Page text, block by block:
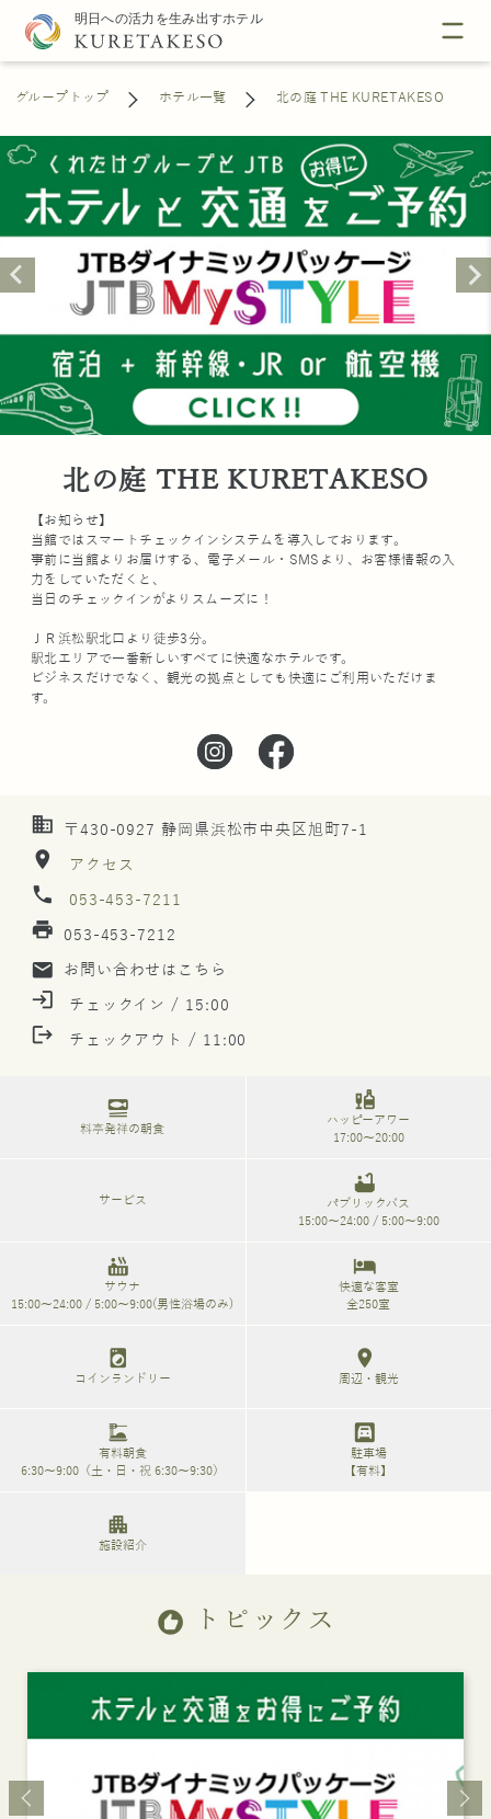
グループトップ ホテル一覧 北の庭 THE KURETAKESO
北の庭 THE KURETAKESO
【お知らせ】
当館ではスマートチェックインシステムを導入しております。
事前に当館よりお届けする、電子メール・SMSより、お客様情報の入
力をしていただくと、
当日のチェックインがよりスムーズに！
ＪＲ浜松駅北口より徒歩3分。
駅北エリアで一番新しいすべてに快適なホテルです。
ビジネスだけでなく、観光の拠点としても快適にご利用いただけま
す。
business 〒430-0927 静岡県浜松市中央区旭町7-1
location_on アクセス
phone 053-453-7211
print 053-453-7212
mail お問い合わせはこちら
login チェックイン / 15:00
logout チェックアウト / 11:00
set_meal
料亭発祥の朝食
liquor
ハッピーアワー
17:00～20:00
サービス
bathtub
パブリックバス
15:00～24:00 / 5:00～9:00
hot_tub
サウナ
15:00～24:00 / 5:00～9:00(男性浴場のみ)
hotel
快適な客室
全250室
local_laundry_service
コインランドリー
location_on
周辺・観光
dinner_dining
有料朝食
6:30～9:00（土・日・祝 6:30～9:30）
garage
駐車場
【有料】
apartment
施設紹介
recommend トピックス